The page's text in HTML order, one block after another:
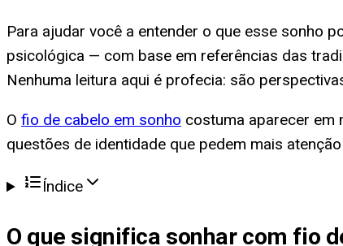
Para ajudar você a entender o que esse sonho
psicológica — com base em referências das
Nenhuma leitura aqui é profecia: são
O fio de cabelo em sonho costuma aparecer em
questões de identidade que pedem mais
Índice
O que significa sonhar com fio